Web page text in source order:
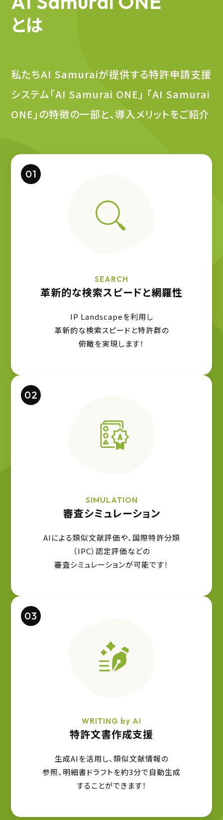
とは
私たちAI Samuraiが提供する特許申請支援
システム「AI Samurai ONE」 「AI Samurai
ONE」の特徴の一部と、導入メリットをご紹介
01
SEARCH
革新的な検索スピードと網羅性
IP Landscapeを利用し
革新的な検索スピードと特許群の
俯瞰を実現します！
02
SIMULATION
審査シミュレーション
AIによる類似文献評価や、国際特許分類
（IPC）認定評価などの
審査シミュレーションが可能です！
03
WRITING by AI
特許文書作成支援
生成AIを活用し、類似文献情報の
参照、明細書ドラフトを約3分で自動生成
することができます！